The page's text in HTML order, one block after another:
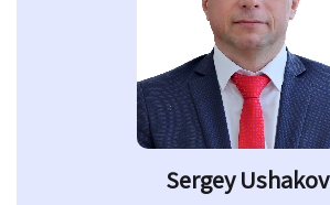
Sergey Ushakov